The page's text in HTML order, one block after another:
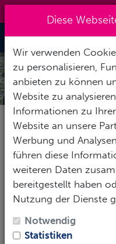
Space
Sich beim Tauchen
Angelegenheit, bei der
eine Rolle spielen,
bequemer
Grund wurde Space
warmem,
Diese
Wir verwenden
zu personalisieren,
anbieten zu können
Website zu
Informationen zu
Website an unsere
Werbung und
führen diese
weiteren Daten
bereitgestellt haben
Nutzung der Dienste
Notwendig
Statistiken